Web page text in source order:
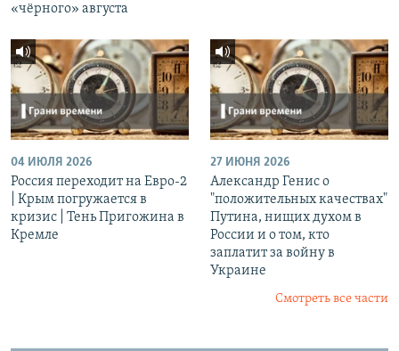
«чёрного» августа
04 ИЮЛЯ 2026
Россия переходит на Евро-2
| Крым погружается в
кризис | Тень Пригожина в
Кремле
27 ИЮНЯ 2026
Александр Генис о
"положительных качествах"
Путина, нищих духом в
России и о том, кто
заплатит за войну в
Украине
Смотреть все части